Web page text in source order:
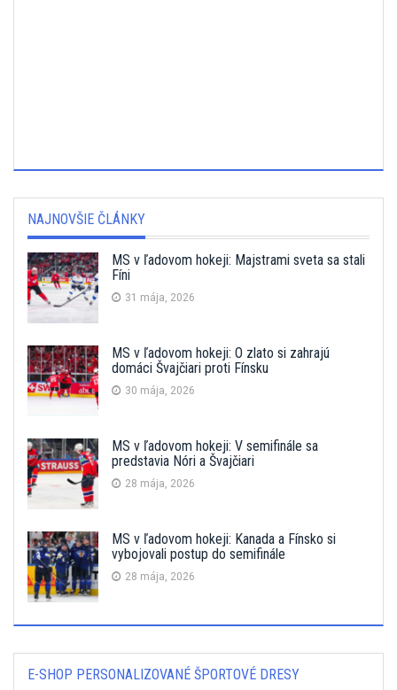
NAJNOVŠIE ČLÁNKY
MS v ľadovom hokeji: Majstrami sveta sa stali
Fíni
31 mája, 2026
MS v ľadovom hokeji: O zlato si zahrajú
domáci Švajčiari proti Fínsku
30 mája, 2026
MS v ľadovom hokeji: V semifinále sa
predstavia Nóri a Švajčiari
28 mája, 2026
MS v ľadovom hokeji: Kanada a Fínsko si
vybojovali postup do semifinále
28 mája, 2026
E-SHOP PERSONALIZOVANÉ ŠPORTOVÉ DRESY